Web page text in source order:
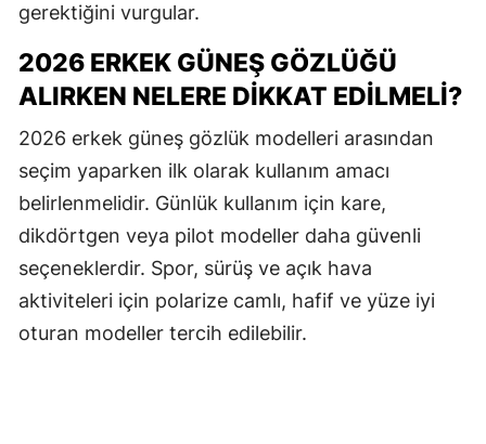
gerektiğini vurgular.
2026 ERKEK GÜNEŞ GÖZLÜĞÜ
ALIRKEN NELERE DIKKAT EDILMELI?
2026 erkek güneş gözlük modelleri arasından
seçim yaparken ilk olarak kullanım amacı
belirlenmelidir. Günlük kullanım için kare,
dikdörtgen veya pilot modeller daha güvenli
seçeneklerdir. Spor, sürüş ve açık hava
aktiviteleri için polarize camlı, hafif ve yüze iyi
oturan modeller tercih edilebilir.